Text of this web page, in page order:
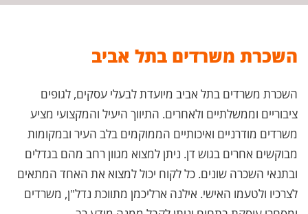
השכרת משרדים בתל אביב
השכרת משרדים בתל אביב מיועדת לבעלי עסקים, לגופים
ציבוריים וממשלתיים ולאחרים. התיווך היעיל והמקצועי מציע
משרדים מודרניים ואיכותיים הממוקמים בלב העיר ובמקומות
מבוקשים אחרים בגוש דן. ניתן למצוא מגוון רחב מהם בגדלים
ובתנאי השכרה שונים. כל לקוח יכול למצוא את האחד המתאים
לצרכיו ולטעמו האישי. אילנה ארליכמן מתווכת נדל"ן, משרדים